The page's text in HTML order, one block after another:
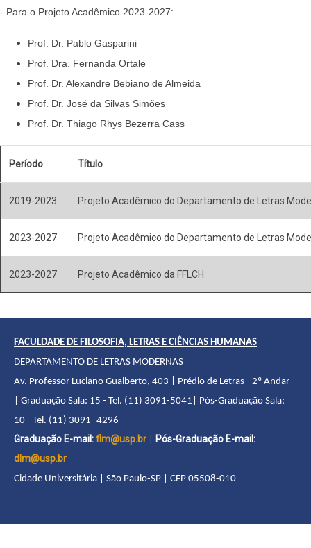
- Para o Projeto Acadêmico 2023-2027:
Prof. Dr. Pablo Gasparini
Prof. Dra. Fernanda Ortale
Prof. Dr. Alexandre Bebiano de Almeida
Prof. Dr. José da Silvas Simões
Prof. Dr. Thiago Rhys Bezerra Cass
Período Título
2019-2023 Projeto Acadêmico do Departamento de Letras
2023-2027 Projeto Acadêmico do Departamento de Letras
2023-2027 Projeto Acadêmico da FFLCH
FACULDADE DE FILOSOFIA, LETRAS E CIÊNCIAS HUMANAS
DEPARTAMENTO DE LETRAS MODERNAS
Av. Professor Luciano Gualberto, 403 | Prédio de Letras - 2º Andar
| Graduação Sala: 15 - Tel. (11) 3091-5041| Pós-Graduação Sala:
10 - Tel. (11) 3091- 4296
Graduação E-mail:flm@usp.br
Pós-Graduação E-mail:
dlm@usp.br
Cidade Universitária | São Paulo-SP | CEP 05508-010